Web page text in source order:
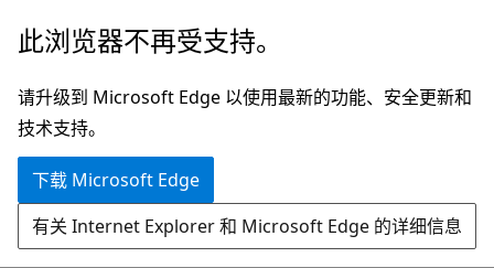
跳
主
要
内
此浏览器不再受支持。
请升级到 Microsoft Edge 以使用最新的功能、安全更新和
技术支持。
下载 Microsoft Edge
有关 Internet Explorer 和 Microsoft Edge 的详细信息